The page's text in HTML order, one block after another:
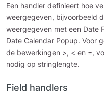
Een handler definieert hoe
weergegeven, bijvoorbeeld
weergegeven met een Date
Date Calendar Popup. Voor
de bewerkingen >, < en =,
nodig op stringlengte.
Field handlers